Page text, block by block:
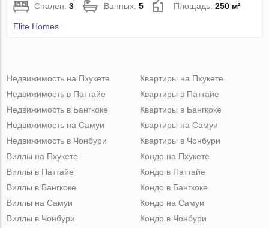
Спален:3 Ванных:5 Площадь:250 м²
Elite Homes
Недвижимость на Пхукете
Недвижимость в Паттайе
Недвижимость в Бангкоке
Недвижимость на Самуи
Недвижимость в Чонбури
Квартиры на Пхукете
Квартиры в Паттайе
Квартиры в Бангкоке
Квартиры на Самуи
Квартиры в Чонбури
Виллы на Пхукете
Виллы в Паттайе
Виллы в Бангкоке
Виллы на Самуи
Виллы в Чонбури
Кондо на Пхукете
Кондо в Паттайе
Кондо в Бангкоке
Кондо на Самуи
Кондо в Чонбури